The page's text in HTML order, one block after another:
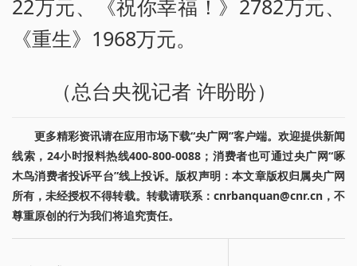
22万元、《祝你幸福！》2782万元、
《重生》1968万元。
（总台央视记者 许盼盼）
更多精彩资讯请在应用市场下载“央广网”客户端。欢迎提供新闻
线索，24小时报料热线400-800-0088；消费者也可通过央广网“啄
木鸟消费者投诉平台”线上投诉。版权声明：本文章版权归属央广网
所有，未经授权不得转载。转载请联系：cnrbanquan@cnr.cn，不
尊重原创的行为我们将追究责任。